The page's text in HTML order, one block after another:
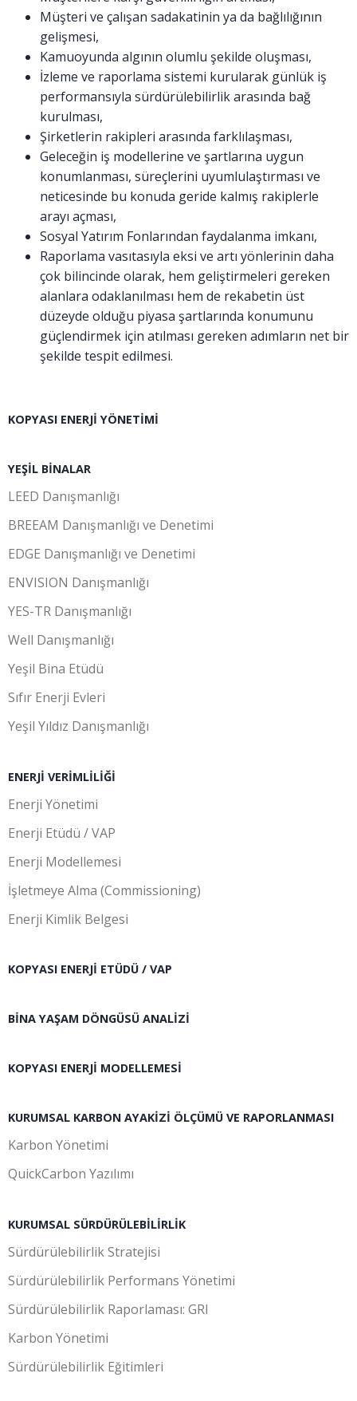
Müşteri ve çalışan sadakatinin ya da bağlılığının
gelişmesi,
Kamuoyunda algının olumlu şekilde oluşması,
İzleme ve raporlama sistemi kurularak günlük iş
performansıyla sürdürülebilirlik arasında bağ
kurulması,
Şirketlerin rakipleri arasında farklılaşması,
Geleceğin iş modellerine ve şartlarına uygun
konumlanması, süreçlerini uyumlulaştırması ve
neticesinde bu konuda geride kalmış rakiplerle
arayı açması,
Sosyal Yatırım Fonlarından faydalanma imkanı,
Raporlama vasıtasıyla eksi ve artı yönlerinin daha
çok bilincinde olarak, hem geliştirmeleri gereken
alanlara odaklanılması hem de rekabetin üst
düzeyde olduğu piyasa şartlarında konumunu
güçlendirmek için atılması gereken adımların net bir
şekilde tespit edilmesi.
KOPYASI ENERJI YÖNETIMI
YEŞIL BINALAR
LEED Danışmanlığı
BREEAM Danışmanlığı ve Denetimi
EDGE Danışmanlığı ve Denetimi
ENVISION Danışmanlığı
YES-TR Danışmanlığı
Well Danışmanlığı
Yeşil Bina Etüdü
Sıfır Enerji Evleri
Yeşil Yıldız Danışmanlığı
ENERJI VERIMLILIĞI
Enerji Yönetimi
Enerji Etüdü / VAP
Enerji Modellemesi
İşletmeye Alma (Commissioning)
Enerji Kimlik Belgesi
KOPYASI ENERJI ETÜDÜ / VAP
BINA YAŞAM DÖNGÜSÜ ANALIZI
KOPYASI ENERJI MODELLEMESI
KURUMSAL KARBON AYAKIZI ÖLÇÜMÜ VE RAPORLANMASI
Karbon Yönetimi
QuickCarbon Yazılımı
KURUMSAL SÜRDÜRÜLEBILIRLIK
Sürdürülebilirlik Stratejisi
Sürdürülebilirlik Performans Yönetimi
Sürdürülebilirlik Raporlaması: GRI
Karbon Yönetimi
Sürdürülebilirlik Eğitimleri